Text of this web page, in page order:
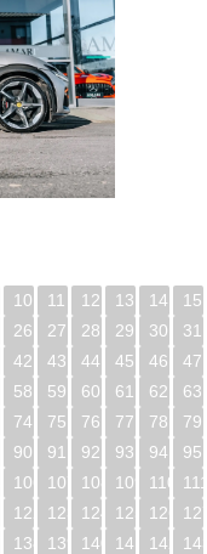
10 11 12 13 14
15
26 27 28 29 30
31
42 43 44 45 46
47
58 59 60 61 62
63
74 75 76 77 78
79
90 91 92 93 94
95
106 107 108 109 110
122 123 124 125 126
138 139 140 141 142